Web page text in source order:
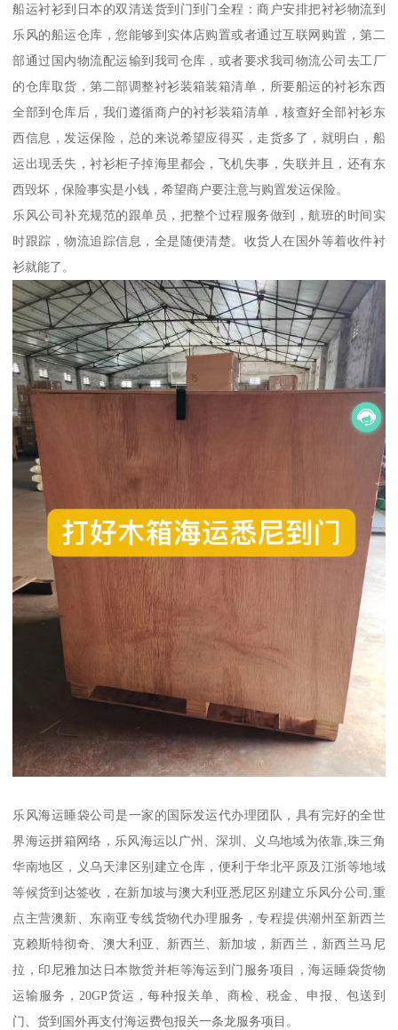
船运衬衫到日本的双清送货到门到门全程：商户安排把衬衫物流到
乐风的船运仓库，您能够到实体店购置或者通过互联网购置，第二
部通过国内物流配运输到我司仓库，或者要求我司物流公司去工厂
的仓库取货，第二部调整衬衫装箱装箱清单，所要船运的衬衫东西
全部到仓库后，我们遵循商户的衬衫装箱清单，核查好全部衬衫东
西信息，发运保险，总的来说希望应得买，走货多了，就明白，船
运出现丢失，衬衫柜子掉海里都会，飞机失事，失联并且，还有东
西毁坏，保险事实是小钱，希望商户要注意与购置发运保险。
乐风公司补充规范的跟单员，把整个过程服务做到，航班的时间实
时跟踪，物流追踪信息，全是随便清楚。收货人在国外等着收件衬
衫就能了。
乐风海运睡袋公司是一家的国际发运代办理团队，具有完好的全世
界海运拼箱网络，乐风海运以广州、深圳、义乌地域为依靠,珠三角
华南地区，义乌天津区别建立仓库，便利于华北平原及江浙等地域
等候货到达签收，在新加坡与澳大利亚悉尼区别建立乐风分公司,重
点主营澳新、东南亚专线货物代办理服务，专程提供潮州至新西兰
克赖斯特彻奇、澳大利亚、新西兰、新加坡，新西兰，新西兰马尼
拉，印尼雅加达日本散货并柜等海运到门服务项目，海运睡袋货物
运输服务，20GP货运，每种报关单、商检、税金、申报、包送到
门、货到国外再支付海运费包报关一条龙服务项目。